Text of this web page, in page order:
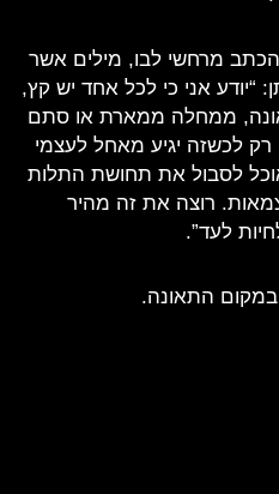
על הכתב מרחשי לבו, מילים אשר
אני כי לכל אחד יש קץ,
ממחלה ממארת או סתם
לכשזה יגיע מאחל לעצמי
לסבול את תחושת התלות
רוצה את זה מהיר
לעד”.
התאונה.